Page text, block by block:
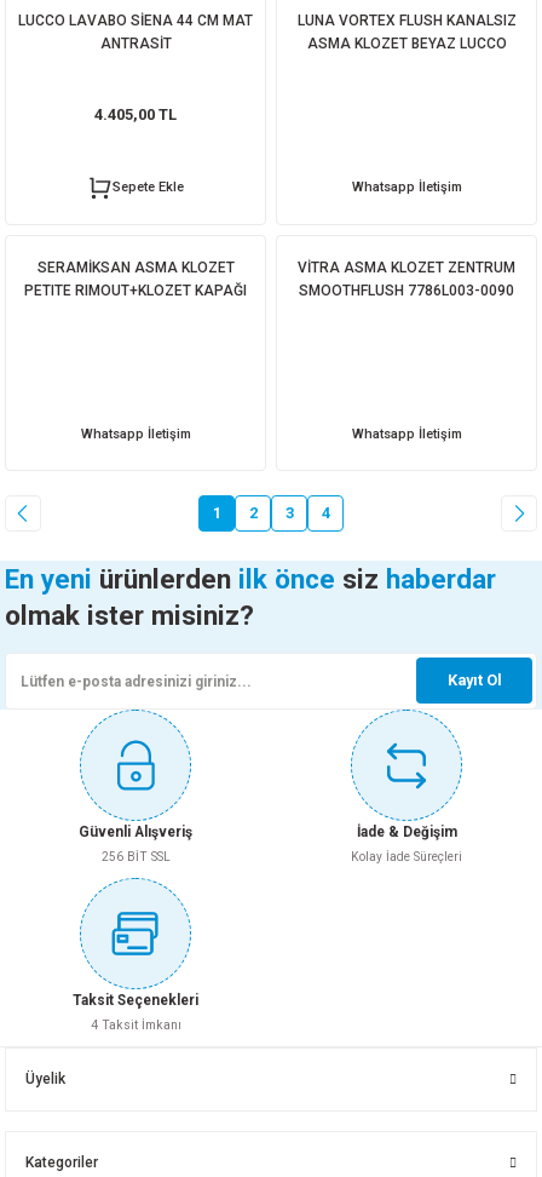
LUCCO LAVABO SİENA 44 CM MAT
ANTRASİT
4.405,00 TL
Sepete Ekle
LUNA VORTEX FLUSH KANALSIZ
ASMA KLOZET BEYAZ LUCCO
Whatsapp İletişim
SERAMİKSAN ASMA KLOZET
PETITE RIMOUT+KLOZET KAPAĞI
Whatsapp İletişim
VİTRA ASMA KLOZET ZENTRUM
SMOOTHFLUSH 7786L003-0090
Whatsapp İletişim
1 2 3 4
En yeni ürünlerden ilk önce siz haberdar
olmak ister misiniz?
Kayıt Ol
Güvenli Alışveriş
256 BİT SSL
İade & Değişim
Kolay İade Süreçleri
Taksit Seçenekleri
4 Taksit İmkanı
Üyelik
Kategoriler